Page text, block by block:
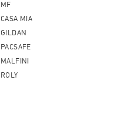
MF
CASA MIA
GILDAN
PACSAFE
MALFINI
ROLY